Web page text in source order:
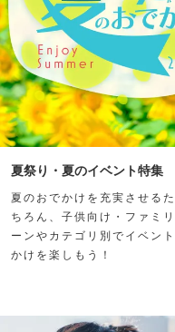
夏祭り・夏のイベント特集
夏のおでかけを充実させる
ちろん、子供向け・ファミ
ーンやカテゴリ別でイベン
かけを楽しもう！